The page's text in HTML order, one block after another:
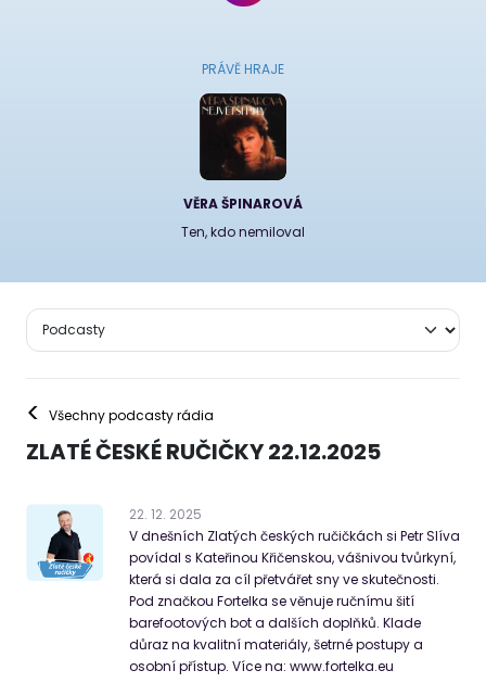
PRÁVĚ HRAJE
VĚRA ŠPINAROVÁ
Ten, kdo nemiloval
< Všechny podcasty rádia
ZLATÉ ČESKÉ RUČIČKY 22.12.2025
22. 12. 2025
V dnešních Zlatých českých ručičkách si Petr Slíva
povídal s Kateřinou Křičenskou, vášnivou tvůrkyní,
která si dala za cíl přetvářet sny ve skutečnosti.
Pod značkou Fortelka se věnuje ručnímu šití
barefootových bot a dalších doplňků. Klade
důraz na kvalitní materiály, šetrné postupy a
osobní přístup. Více na: www.fortelka.eu